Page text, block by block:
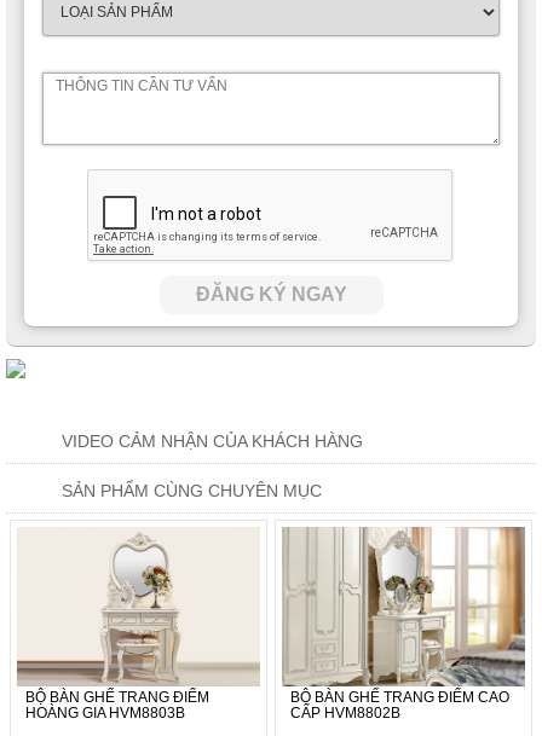
ĐĂNG KÝ NGAY
VIDEO CẢM NHẬN CỦA KHÁCH HÀNG
SẢN PHẨM CÙNG CHUYÊN MỤC
BỘ BÀN GHẾ TRANG ĐIỂM
HOÀNG GIA HVM8803B
BỘ BÀN GHẾ TRANG ĐIỂM CAO
CẤP HVM8802B